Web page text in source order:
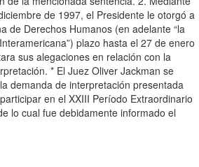
de 1997, el Presidente le otorgó a
de Derechos Humanos (en adelante “la
plazo hasta el 27 de enero
sus alegaciones en relación con la
* El Juez Oliver Jackman se
demanda de interpretación presentada
en el XXIII Período Extraordinario
lo cual fue debidamente informado el